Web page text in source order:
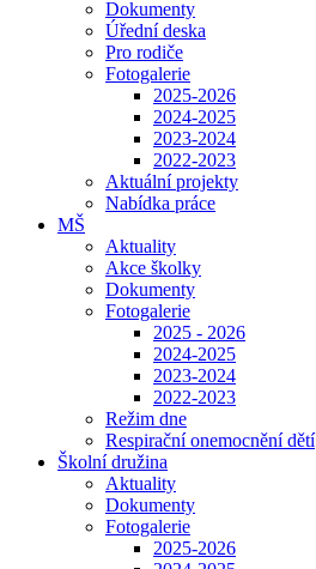
Dokumenty
Úřední deska
Pro rodiče
Fotogalerie
2025-2026
2024-2025
2023-2024
2022-2023
Aktuální projekty
Nabídka práce
MŠ
Aktuality
Akce školky
Dokumenty
Fotogalerie
2025 - 2026
2024-2025
2023-2024
2022-2023
Režim dne
Respirační onemocnění dětí
Školní družina
Aktuality
Dokumenty
Fotogalerie
2025-2026